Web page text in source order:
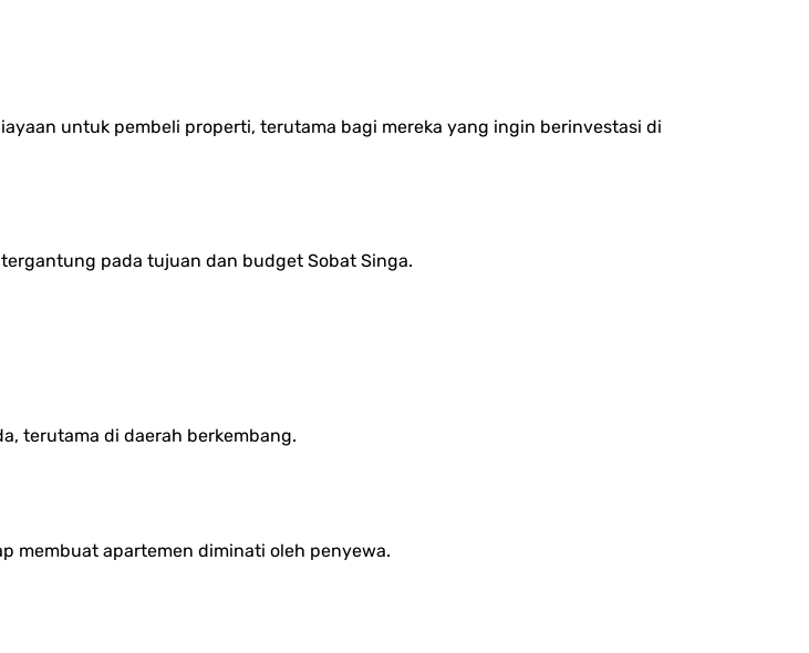
untuk pembeli properti, terutama bagi mereka yang ingin berinvestasi di
pada tujuan dan budget Sobat Singa.
terutama di daerah berkembang.
membuat apartemen diminati oleh penyewa.